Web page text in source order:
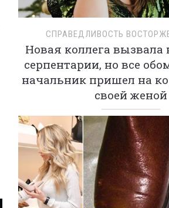
СПРАВЕДЛИВОСТЬ
Новая коллега
серпентарии, но все
начальник пришел на
своей женой